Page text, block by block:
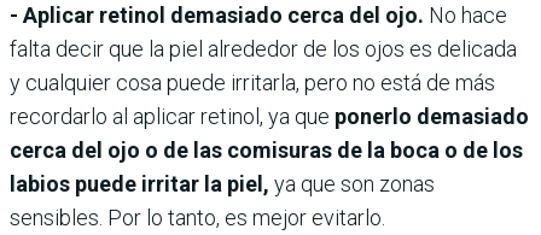
- Aplicar retinol demasiado cerca del ojo. No hace
falta decir que la piel alrededor de los ojos es delicada
y cualquier cosa puede irritarla, pero no está de más
recordarlo al aplicar retinol, ya que ponerlo demasiado
cerca del ojo o de las comisuras de la boca o de los
labios puede irritar la piel, ya que son zonas
sensibles. Por lo tanto, es mejor evitarlo.